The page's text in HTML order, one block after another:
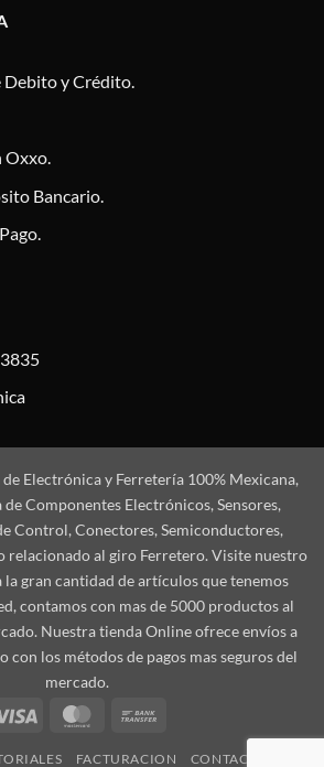
Debito y Crédito.
Oxxo.
Bancario.
Electrónica y Ferretería 100% Mexicana,
de Componentes Electrónicos, Sensores,
Control, Conectores, Semiconductores,
relacionado al giro Ferretero. Visite nuestro
la gran cantidad de artículos que tenemos
contamos con mas de 5000 productos al
Nuestra tienda Online ofrece envíos a
con los métodos de pagos mas seguros del
mercado.
Visa
MasterCard
FACTURACION CONTACTO